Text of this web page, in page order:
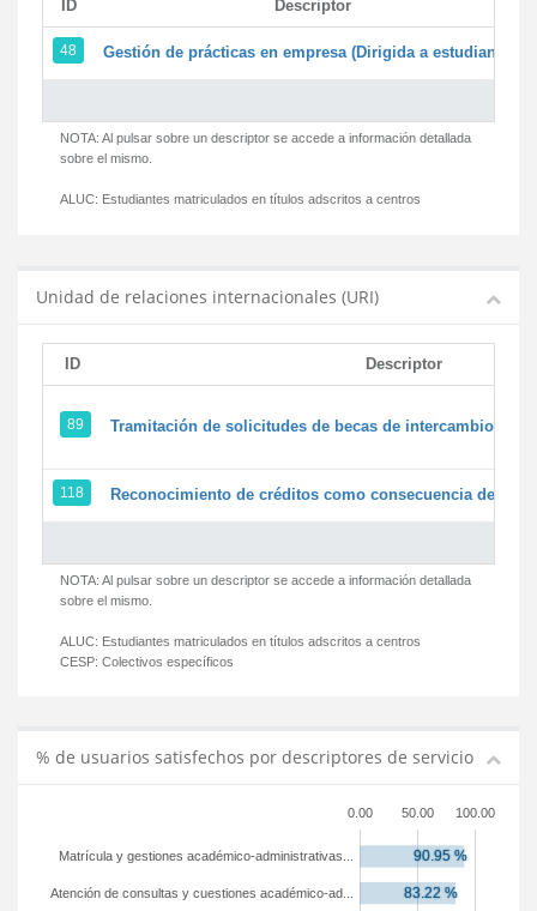
ID Descriptor
48 Gestión de prácticas en empresa (Dirigida a estudiantes)
NOTA: Al pulsar sobre un descriptor se accede a información detallada
sobre el mismo.
ALUC: Estudiantes matriculados en títulos adscritos a centros
Unidad de relaciones internacionales (URI)
ID Descriptor
89 Tramitación de solicitudes de becas de intercambio
118 Reconocimiento de créditos como consecuencia de un
NOTA: Al pulsar sobre un descriptor se accede a información detallada
sobre el mismo.
ALUC: Estudiantes matriculados en títulos adscritos a centros
CESP: Colectivos específicos
% de usuarios satisfechos por descriptores de servicio
0.00 50.00 100.00
Atención de consultas y cuestiones académico-ad...
Matrícula y gestiones académico-administrativas...